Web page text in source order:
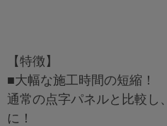
【特徴】
■大幅な施工時間の短縮！
通常の点字パネルと比較し
に！